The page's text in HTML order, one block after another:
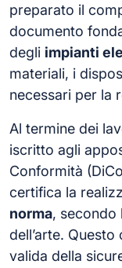
preparato il
documento
degli impianti
materiali, i
necessari per la
Al termine dei
iscritto agli
Conformità
certifica la
norma, secondo
dell’arte.
valida della